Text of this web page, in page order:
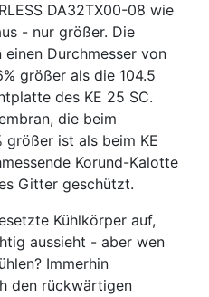
DA32TX00-08 wie
- nur größer. Die
Durchmesser von
größer als die 104.5
des KE 25 SC.
die beim
größer ist als beim KE
Korund-Kalotte
Gitter geschützt.
Kühlkörper auf,
aussieht - aber wen
Immerhin
den rückwärtigen